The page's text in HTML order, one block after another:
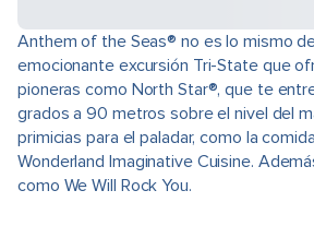
Anthem of the Seas® no es lo mismo
emocionante excursión Tri-State que
pioneras como North Star®, que te
grados a 90 metros sobre el nivel del
primicias para el paladar, como la
Wonderland Imaginative Cuisine.
como We Will Rock You.